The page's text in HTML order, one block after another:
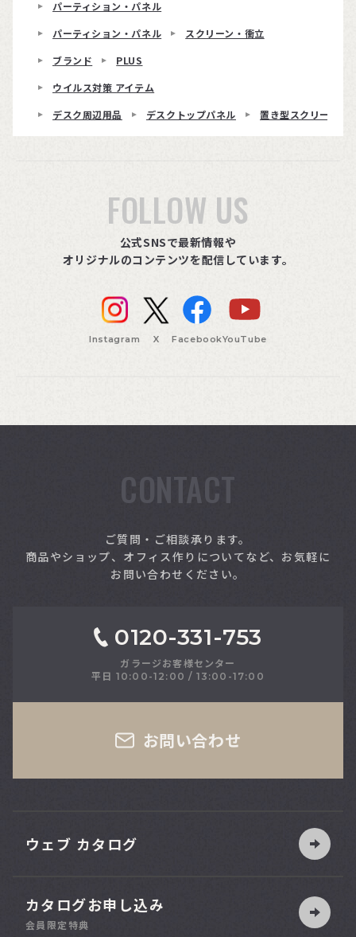
パーティション・パネル
パーティション・パネル
スクリーン・衝立
ブランド
PLUS
ウイルス対策 アイテム
デスク周辺用品
デスクトップパネル 置き型スクリーンEH
FOLLOW US
公式SNSで最新情報や
オリジナルのコンテンツを配信しています。
Instagram X FacebookYouTube
CONTACT
ご質問・ご相談承ります。
商品やショップ、オフィス作りについてなど、お気軽に
お問い合わせください。
0120-331-753
ガラージお客様センター
平日 10:00-12:00 / 13:00-17:00
お問い合わせ
ウェブ カタログ
カタログお申し込み
会員限定特典